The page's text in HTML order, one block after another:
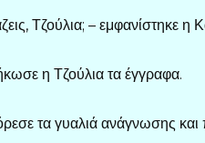
Τζούλια; – εμφανίστηκε η
η Τζούλια τα έγγραφα.
τα γυαλιά ανάγνωσης και